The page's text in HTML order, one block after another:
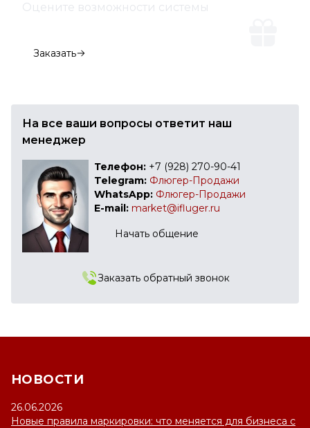
Оцените возможности системы
Заказать
На все ваши вопросы ответит наш
менеджер
Телефон: +7 (928) 270-90-41
Telegram: Флюгер-Продажи
WhatsApp: Флюгер-Продажи
E-mail: market@ifluger.ru
Начать общение
Заказать обратный звонок
НОВОСТИ
26.06.2026
Новые правила маркировки: что меняется для бизнеса с